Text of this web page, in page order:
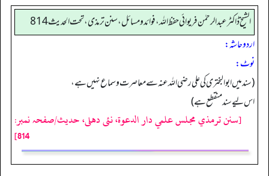
الشیخ ڈاکٹر عبد الرحمٰن فریوائی حفظ اللہ، فوائد و مسائل، سنن ترمذی، تحت الحديث 814
اردو حاشہ:
نوٹ:
(سند میں ابو البختری کی علی رضی اللہ عنہ سے معاصرت و سماع نہیں ہے،
اس لیے سند منقطع ہے)
[سنن ترمذي مجلس علمي دار الدعوة، نئى دهلى، حدیث/صفحہ نمبر:
814]